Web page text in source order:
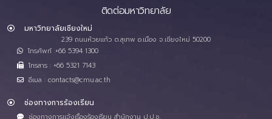
ติดต่อมหาวิทยาลัย
มหาวิทยาลัยเชียงใหม่
239 ถนนห้วยแก้ว ต.สุเทพ อ.เมือง จ.เชียงใหม่ 50200
โทรศัพท์ :+66 5394 1300
โทรสาร : +66 5321 7143
อีเมล : contacts@cmu.ac.th
ช่องทางการร้องเรียน